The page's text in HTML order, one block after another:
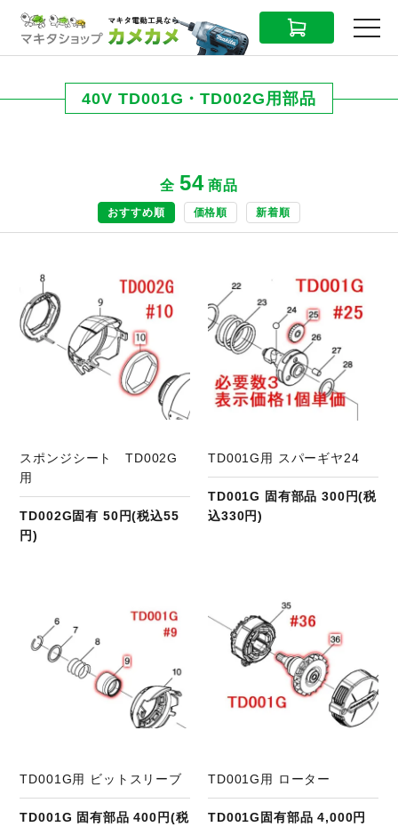
CART MENU
40V TD001G・TD002G用部品
全 54 商品
おすすめ順 価格順 新着順
スポンジシート TD002G
用
TD002G固有 50円(税込55
円)
TD001G用 スパーギヤ24
TD001G 固有部品 300円(税
込330円)
TD001G用 ビットスリーブ
TD001G 固有部品 400円(税
TD001G用 ローター
TD001G固有部品 4,000円